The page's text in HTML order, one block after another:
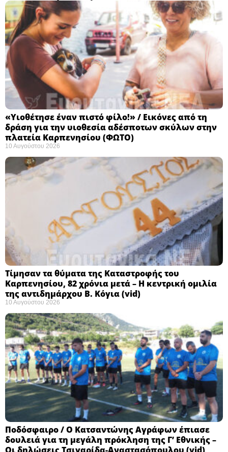
«Υιοθέτησε έναν πιστό φίλο!» / Εικόνες από τη
δράση για την υιοθεσία αδέσποτων σκύλων στην
πλατεία Καρπενησίου (ΦΩΤΟ)
10 Αυγούστου 2026
Τίμησαν τα θύματα της Καταστροφής του
Καρπενησίου, 82 χρόνια μετά – Η κεντρική ομιλία
της αντιδημάρχου Β. Κόγια (vid)
10 Αυγούστου 2026
Ποδόσφαιρο / Ο Κατσαντώνης Αγράφων έπιασε
δουλειά για τη μεγάλη πρόκληση της Γ’ Εθνικής –